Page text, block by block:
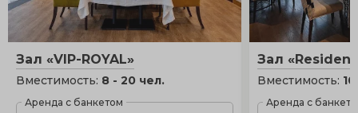
Зал «VIP-ROYAL»
Вместимость: 8 - 20 чел.
Аренда с банкетом
Зал
Вместимость:
Аренда с